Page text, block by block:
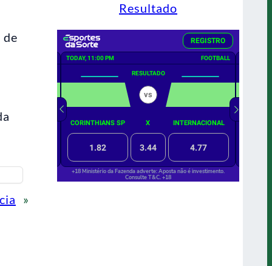
de
»
Resultado